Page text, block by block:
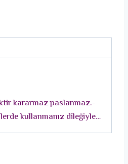
kararmaz paslanmaz.-
kullanmanız dileğiyle…